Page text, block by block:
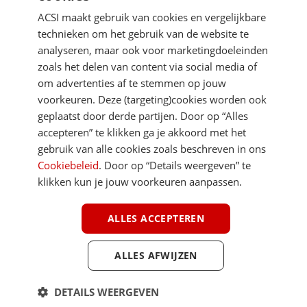
DIRECT NAAR
MEER ACSI FREELIFE
voorbehouden
ACSI maakt gebruik van cookies en vergelijkbare
technieken om het gebruik van de website te
analyseren, maar ook voor marketingdoeleinden
zoals het delen van content via social media of
om advertenties af te stemmen op jouw
voorkeuren. Deze (targeting)cookies worden ook
geplaatst door derde partijen. Door op “Alles
accepteren” te klikken ga je akkoord met het
gebruik van alle cookies zoals beschreven in ons
Cookiebeleid. Door op “Details weergeven” te
klikken kun je jouw voorkeuren aanpassen.
ALLES ACCEPTEREN
ALLES AFWIJZEN
DETAILS WEERGEVEN